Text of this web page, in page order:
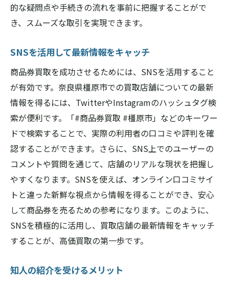
的な疑問点や手続きの流れを事前に把握することがで
き、スムーズな取引を実現できます。
SNSを活用して最新情報をキャッチ
商品券買取を成功させるためには、SNSを活用すること
が有効です。奈良県橿原市での買取店舗についての最新
情報を得るには、TwitterやInstagramのハッシュタグ検
索が便利です。「#商品券買取 #橿原市」などのキーワー
ドで検索することで、実際の利用者の口コミや評判を確
認することができます。さらに、SNS上でのユーザーの
コメントや質問を通じて、店舗のリアルな現状を把握し
やすくなります。SNSを使えば、オンライン口コミサイ
トと違った新鮮な視点から情報を得ることができ、安心
して商品券を売るための参考になります。このように、
SNSを積極的に活用し、買取店舗の最新情報をキャッチ
することが、高価買取の第一歩です。
知人の紹介を受けるメリット